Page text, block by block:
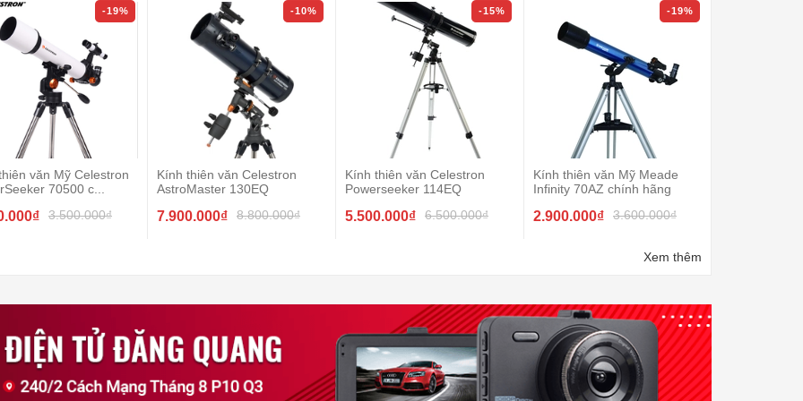
-19%
văn Mỹ Celestron
70500 c...
3.500.000₫
-10%
Kính thiên văn Celestron
AstroMaster 130EQ
7.900.000₫ 8.800.000₫
-15%
Kính thiên văn Celestron
Powerseeker 114EQ
5.500.000₫ 6.500.000₫
-19%
Kính thiên văn Mỹ Meade
Infinity 70AZ chính hãng
2.900.000₫ 3.600.000₫
Xem thêm